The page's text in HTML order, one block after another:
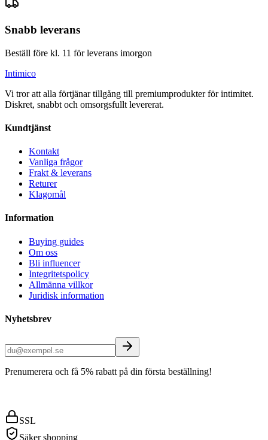
Snabb leverans
Beställ före kl. 11 för leverans imorgon
Intimico
Vi tror att alla förtjänar tillgång till premiumprodukter för intimitet.
Diskret, snabbt och omsorgsfullt levererat.
Kundtjänst
Kontakt
Vanliga frågor
Frakt & leverans
Returer
Klagomål
Information
Buying guides
Om oss
Bli influencer
Integritetspolicy
Allmänna villkor
Juridisk information
Nyhetsbrev
Prenumerera och få 5% rabatt på din första beställning!
SSL
Säker shopping